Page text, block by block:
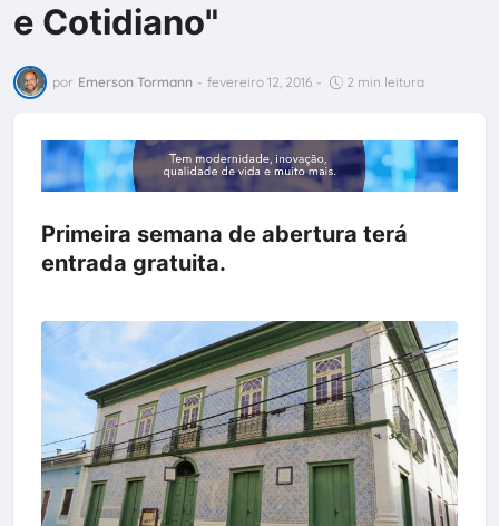
e Cotidiano"
por Emerson Tormann - fevereiro 12, 2016 - 2 min leitura
Primeira semana de abertura terá
entrada gratuita.